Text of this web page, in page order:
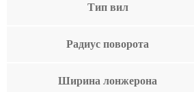
Тип вил
Радиус поворота
Ширина лонжерона